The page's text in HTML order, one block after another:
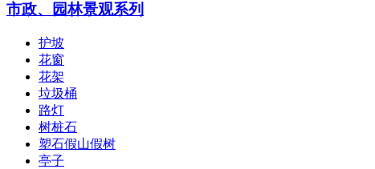
市政、园林景观系列
护坡
花窗
花架
垃圾桶
路灯
树桩石
塑石假山假树
亭子